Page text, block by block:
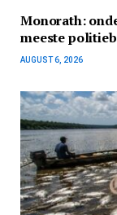
Monorath:
meeste
AUGUST 6, 2026